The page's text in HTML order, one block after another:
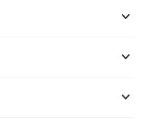
keyboard_arrow_down
keyboard_arrow_down
keyboard_arrow_down